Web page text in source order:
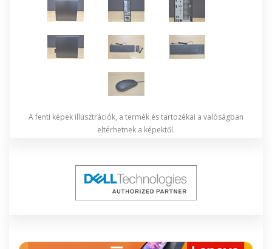
A fenti képek illusztrációk, a termék és tartozékai a valóságban
eltérhetnek a képektől.